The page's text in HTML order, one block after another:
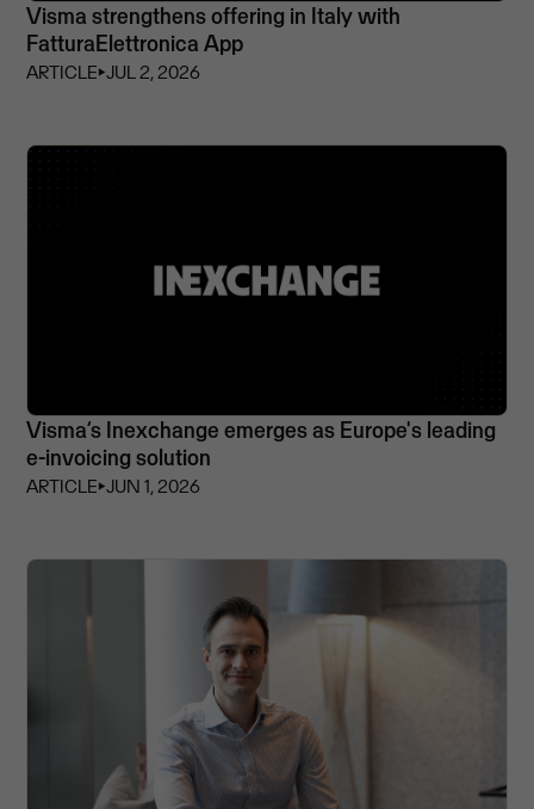
Visma strengthens offering in Italy with
FatturaElettronica App
ARTICLE⏵JUL 2, 2026
Visma’s Inexchange emerges as Europe's leading
e-invoicing solution
ARTICLE⏵JUN 1, 2026